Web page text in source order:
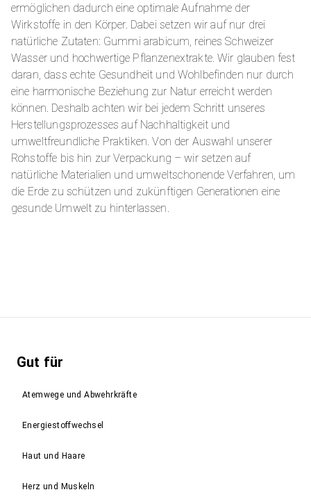
ermöglichen dadurch eine optimale Aufnahme der
Wirkstoffe in den Körper. Dabei setzen wir auf nur drei
natürliche Zutaten: Gummi arabicum, reines Schweizer
Wasser und hochwertige Pflanzenextrakte. Wir glauben fest
daran, dass echte Gesundheit und Wohlbefinden nur durch
eine harmonische Beziehung zur Natur erreicht werden
können. Deshalb achten wir bei jedem Schritt unseres
Herstellungsprozesses auf Nachhaltigkeit und
umweltfreundliche Praktiken. Von der Auswahl unserer
Rohstoffe bis hin zur Verpackung – wir setzen auf
natürliche Materialien und umweltschonende Verfahren, um
die Erde zu schützen und zukünftigen Generationen eine
gesunde Umwelt zu hinterlassen.
Gut für
Atemwege und Abwehrkräfte
Energiestoffwechsel
Haut und Haare
Herz und Muskeln